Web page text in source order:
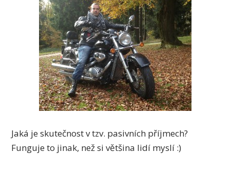
Jaká je skutečnost v tzv. pasivních příjmech?
Funguje to jinak, než si většina lidí myslí :)